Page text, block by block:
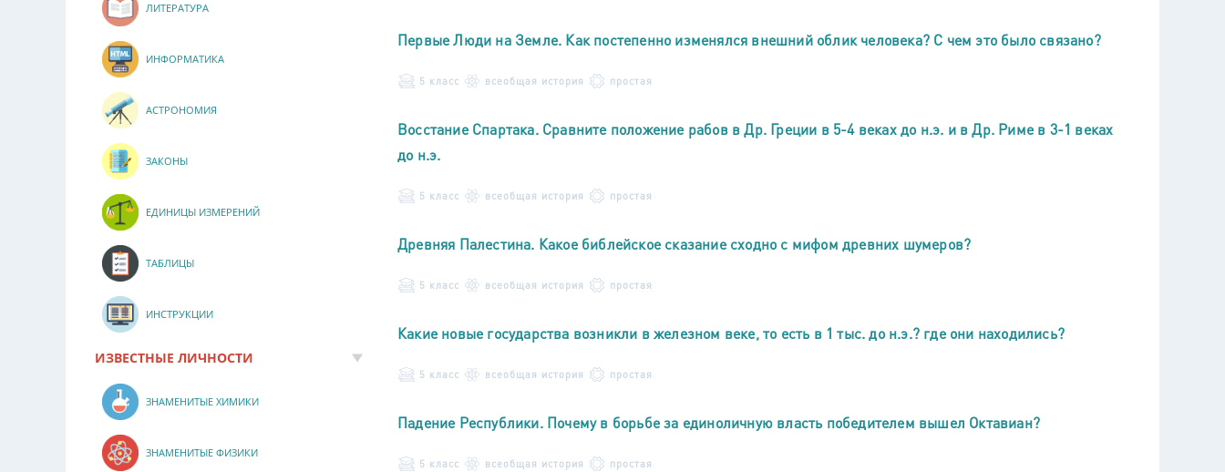
Первые Люди на Земле. Как постепенно изменялся внешний облик человека? С чем это было связано?
5 класс всеобщая история простая
Восстание Спартака. Сравните положение рабов в Др. Греции в 5-4 веках до н.э. и в Др. Риме в 3-1 веках
до н.э.
5 класс всеобщая история простая
Древняя Палестина. Какое библейское сказание сходно с мифом древних шумеров?
5 класс всеобщая история простая
Какие новые государства возникли в железном веке, то есть в 1 тыс. до н.э.? где они находились?
5 класс всеобщая история простая
Падение Республики. Почему в борьбе за единоличную власть победителем вышел Октавиан?
5 класс всеобщая история простая
ЛИТЕРАТУРА
ИНФОРМАТИКА
АСТРОНОМИЯ
ЗАКОНЫ
ЕДИНИЦЫ ИЗМЕРЕНИЙ
ТАБЛИЦЫ
ИНСТРУКЦИИ
ИЗВЕСТНЫЕ ЛИЧНОСТИ
ЗНАМЕНИТЫЕ ХИМИКИ
ЗНАМЕНИТЫЕ ФИЗИКИ